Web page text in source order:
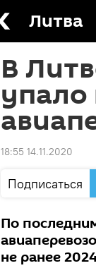
Литва
В
упало
18:55 14.11.2020
Подписаться
По
не ранее